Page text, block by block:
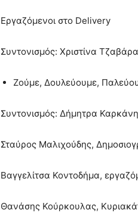
Εργαζόμενοι στο Delivery
Συντονισμός: Χριστίνα
Ζούμε, Δουλεύουμε,
Συντονισμός: Δήμητρα
Σταύρος Μαλιχούδης,
Βαγγελίτσα Κοντοδήμα,
Θανάσης Κούρκουλας,